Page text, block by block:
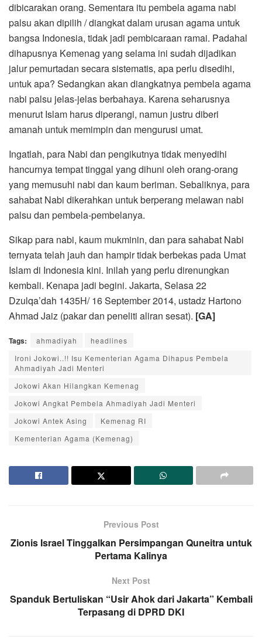
dibicarakan orang. Sementara itu pembela agama nabi
palsu akan dipilih / diangkat dalam urusan agama untuk
bangsa Indonesia, tidak jadi pembicaraan ramai. Padahal
dihapusnya Kemenag yang selama ini sudah dijadikan
jalur pemurtadan secara sistematis, apa perlu disedihi,
untuk apa? Sedangkan akan diangkatnya pembela agama
nabi palsu jelas-jelas berbahaya. Karena seharusnya
menurut Islam harus diperangi, namun justru diberi
amanah untuk memimpin dan mengurusi umat.
Ingatlah, para Nabi dan pengikutnya tidak menyedihi
hancurnya tempat tinggal yang dihuni oleh orang-orang
yang memusuhi nabi dan kaum beriman. Sebaliknya, para
sahabat Nabi dikerahkan untuk berperang melawan nabi
palsu dan pembela-pembelanya.
Sikap para nabi, kaum mukminin, dan para sahabat Nabi
ternyata telah jauh dan hampir tidak berbekas pada Umat
Islam di Indonesia kini. Inilah yang perlu direnungkan
kembali. Kenapa jadi begini. Jakarta, Selasa 22
Dzulqa’dah 1435H/ 16 September 2014, ustadz Hartono
Ahmad Jaiz (pakar dan peneliti aliran sesat). [GA]
Tags: ahmadiyah
headlines
Ironi Jokowi..!! Isu Kementerian Agama Dihapus Pembela
Ahmadiyah Jadi Menteri
Jokowi Akan Hilangkan Kemenag
Jokowi Angkat Pembela Ahmadiyah Jadi Menteri
Jokowi Antek Asing
Kemenag RI
Kementerian Agama (Kemenag)
Previous Post
Zionis Israel Tinggalkan Persimpangan Quneitra untuk
Pertama Kalinya
Next Post
Spanduk Bertuliskan “Usir Ahok dari Jakarta” Kembali
Terpasang di DPRD DKI